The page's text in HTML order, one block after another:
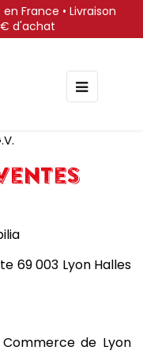
France • Livraison
d'achat
Basculer
la
☰
69 003 Lyon Halles
de Lyon